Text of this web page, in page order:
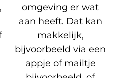
omgeving er wat
aan heeft. Dat kan
makkelijk,
bijvoorbeeld via een
appje of mailtje